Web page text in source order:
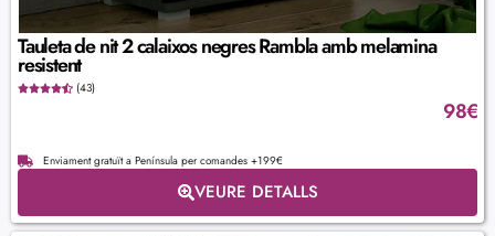
Tauleta de nit 2 calaixos negres Rambla amb melamina
resistent
(43)
98€
Enviament gratuït a Península per comandes +199€
VEURE DETALLS